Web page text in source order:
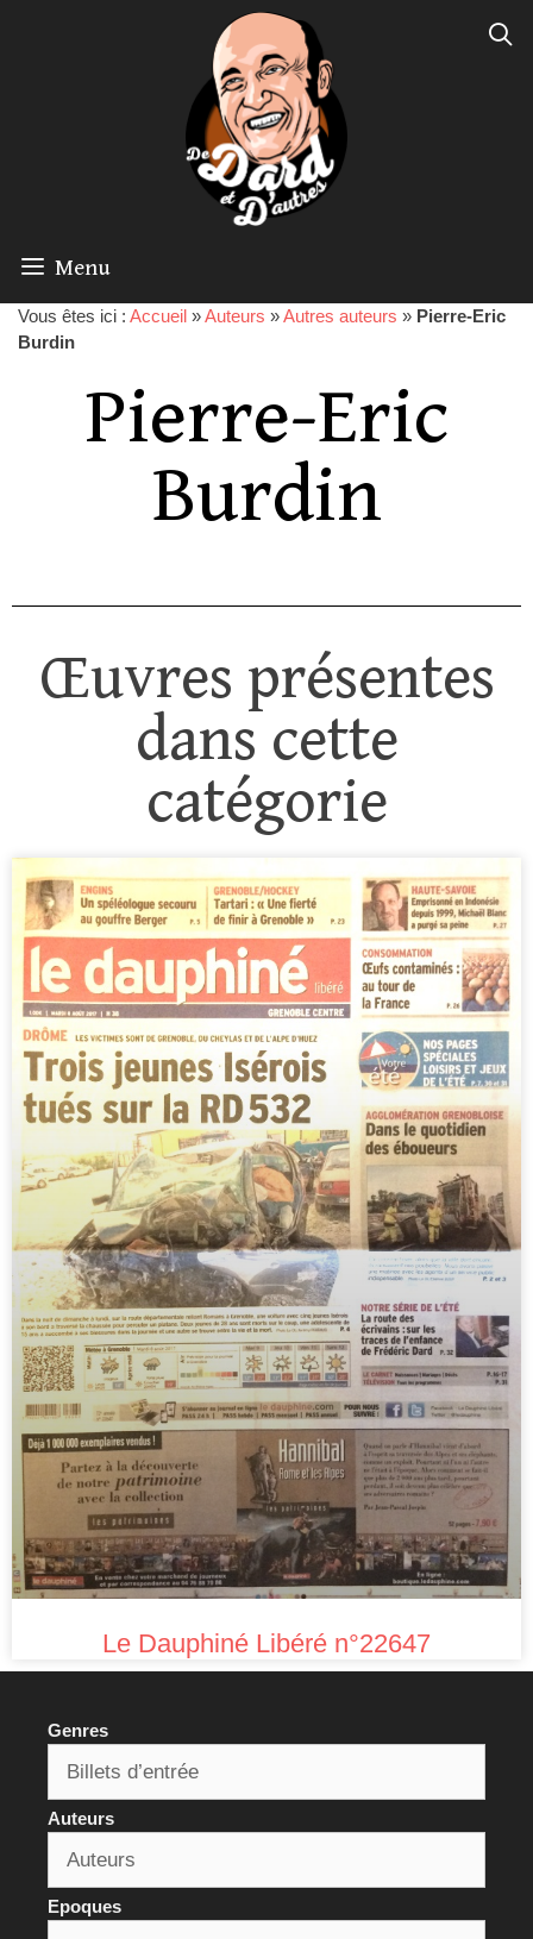
Menu
Vous êtes ici : Accueil »Auteurs »Autres auteurs » Pierre-Eric
Burdin
Pierre-Eric
Burdin
Œuvres présentes
dans cette
catégorie
Le Dauphiné Libéré n°22647
Genres
Auteurs
Epoques